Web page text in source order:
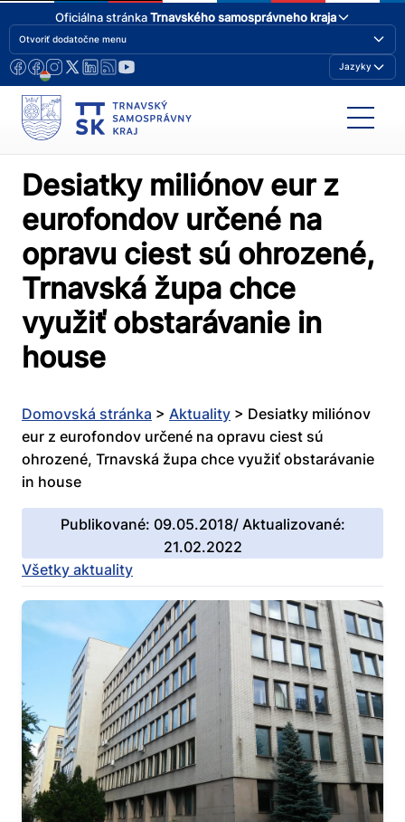
Oficiálna stránkaTrnavského samosprávneho kraja
Otvoriť dodatočne menu
Jazyky
Desiatky miliónov eur z
eurofondov určené na
opravu ciest sú ohrozené,
Trnavská župa chce
využiť obstarávanie in
house
Domovská stránka > Aktuality > Desiatky miliónov
eur z eurofondov určené na opravu ciest sú
ohrozené, Trnavská župa chce využiť obstarávanie
in house
Publikované: 09.05.2018/ Aktualizované:
21.02.2022
Všetky aktuality